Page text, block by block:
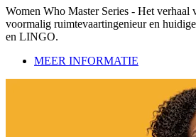
Women Who Master Series - Het verhaal
voormalig ruimtevaartingenieur en
en LINGO.
MEER INFORMATIE